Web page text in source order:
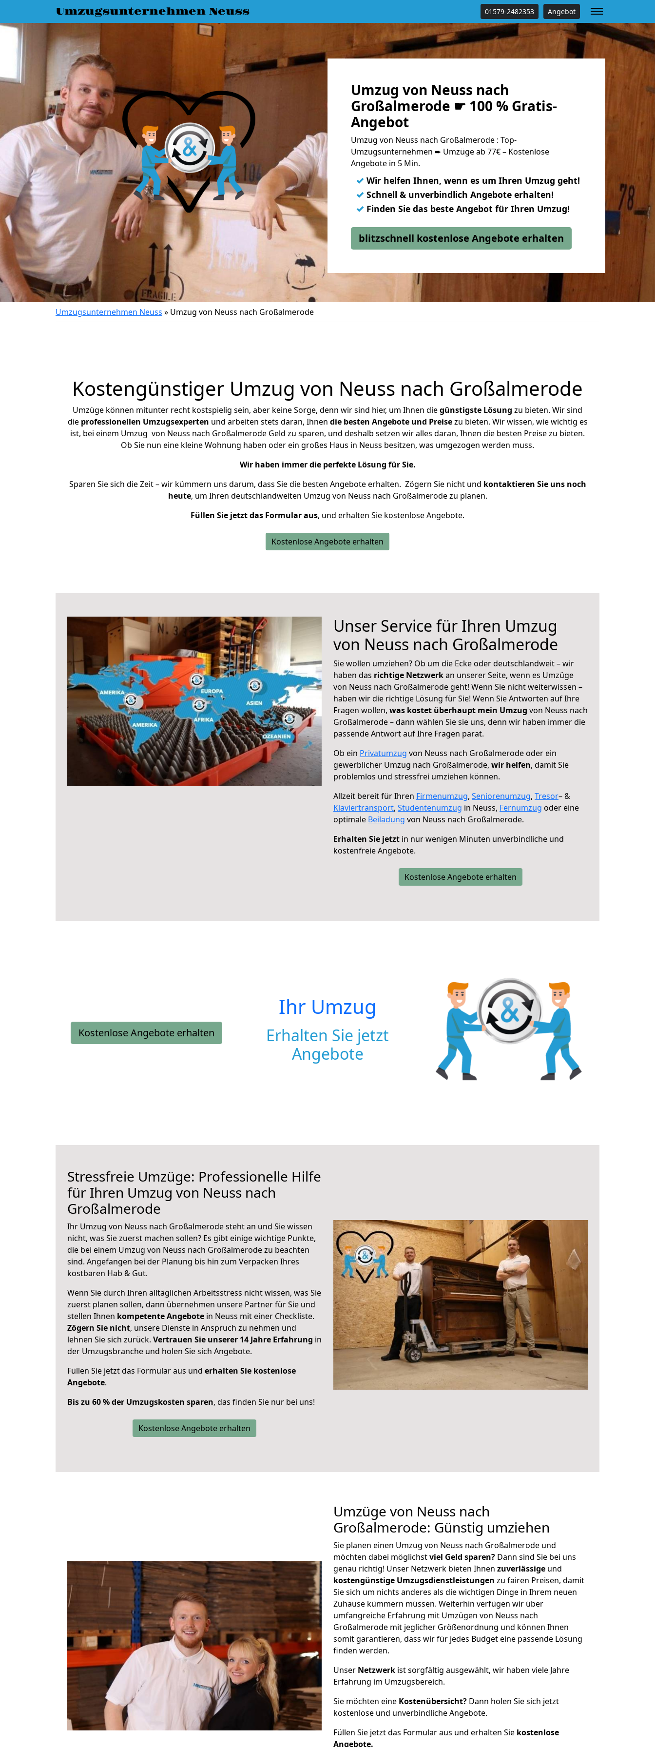
Umzugsunternehmen Neuss 01579-2482353 Angebot
Umzug von Neuss nach
Großalmerode ☛ 100 % Gratis-
Angebot
Umzug von Neuss nach Großalmerode : Top-
Umzugsunternehmen ➨ Umzüge ab 77€ – Kostenlose
Angebote in 5 Min.
✓ Wir helfen Ihnen, wenn es um Ihren Umzug geht!
✓ Schnell & unverbindlich Angebote erhalten!
✓ Finden Sie das beste Angebot für Ihren Umzug!
blitzschnell kostenlose Angebote erhalten
Umzugsunternehmen Neuss » Umzug von Neuss nach Großalmerode
Kostengünstiger Umzug von Neuss nach Großalmerode
Umzüge können mitunter recht kostspielig sein, aber keine Sorge, denn wir sind hier, um Ihnen diegünstigste Lösung zu bieten. Wir sind
die professionellen Umzugsexperten und arbeiten stets daran, Ihnen die besten Angebote und Preisezu bieten. Wir wissen, wie wichtig es
ist, bei einem Umzug von Neuss nach Großalmerode Geld zu sparen, und deshalb setzen wir alles daran, Ihnen die besten Preise zu bieten.
Ob Sie nun eine kleine Wohnung haben oder ein großes Haus in Neuss besitzen, was umgezogen werden muss.
Wir haben immer die perfekte Lösung für Sie.
Sparen Sie sich die Zeit – wir kümmern uns darum, dass Sie die besten Angebote erhalten. Zögern Sie nicht und kontaktieren Sie uns noch
heute, um Ihren deutschlandweiten Umzug von Neuss nach Großalmerode zu planen.
Füllen Sie jetzt das Formular aus, und erhalten Sie kostenlose Angebote.
Kostenlose Angebote erhalten
Unser Service für Ihren Umzug
von Neuss nach Großalmerode
Sie wollen umziehen? Ob um die Ecke oder deutschlandweit – wir
haben das richtige Netzwerkan unserer Seite, wenn es Umzüge
von Neuss nach Großalmerode geht! Wenn Sie nicht weiterwissen –
haben wir die richtige Lösung für Sie! Wenn Sie Antworten auf Ihre
Fragen wollen, was kostet überhaupt mein Umzug von Neuss nach
Großalmerode – dann wählen Sie sie uns, denn wir haben immer die
passende Antwort auf Ihre Fragen parat.
Ob ein Privatumzug von Neuss nach Großalmerode oder ein
gewerblicher Umzug nach Großalmerode, wir helfen, damit Sie
problemlos und stressfrei umziehen können.
Allzeit bereit für Ihren Firmenumzug, Seniorenumzug, Tresor– &
Klaviertransport, Studentenumzug in Neuss, Fernumzug oder eine
optimale Beiladung von Neuss nach Großalmerode.
Erhalten Sie jetzt in nur wenigen Minuten unverbindliche und
kostenfreie Angebote.
Kostenlose Angebote erhalten
Kostenlose Angebote erhalten
Ihr Umzug
Erhalten Sie jetzt
Angebote
Stressfreie Umzüge: Professionelle Hilfe
für Ihren Umzug von Neuss nach
Großalmerode
Ihr Umzug von Neuss nach Großalmerode steht an und Sie wissen
nicht, was Sie zuerst machen sollen? Es gibt einige wichtige Punkte,
die bei einem Umzug von Neuss nach Großalmerode zu beachten
sind. Angefangen bei der Planung bis hin zum Verpacken Ihres
kostbaren Hab & Gut.
Wenn Sie durch Ihren alltäglichen Arbeitsstress nicht wissen, was Sie
zuerst planen sollen, dann übernehmen unsere Partner für Sie und
stellen Ihnen kompetente Angebote in Neuss mit einer Checkliste.
Zögern Sie nicht, unsere Dienste in Anspruch zu nehmen und
lehnen Sie sich zurück. Vertrauen Sie unserer 14 Jahre Erfahrung in
der Umzugsbranche und holen Sie sich Angebote.
Füllen Sie jetzt das Formular aus und erhalten Sie kostenlose
Angebote.
Bis zu 60 % der Umzugskosten sparen, das finden Sie nur bei uns!
Kostenlose Angebote erhalten
Umzüge von Neuss nach
Großalmerode: Günstig umziehen
Sie planen einen Umzug von Neuss nach Großalmerode und
möchten dabei möglichstviel Geld sparen? Dann sind Sie bei uns
genau richtig! Unser Netzwerk bieten Ihnen zuverlässige und
kostengünstige Umzugsdienstleistungen zu fairen Preisen, damit
Sie sich um nichts anderes als die wichtigen Dinge in Ihrem neuen
Zuhause kümmern müssen. Weiterhin verfügen wir über
umfangreiche Erfahrung mit Umzügen von Neuss nach
Großalmerode mit jeglicher Größenordnung und können Ihnen
somit garantieren, dass wir für jedes Budget eine passende Lösung
finden werden.
Unser Netzwerk ist sorgfältig ausgewählt, wir haben viele Jahre
Erfahrung im Umzugsbereich.
Sie möchten eine Kostenübersicht? Dann holen Sie sich jetzt
kostenlose und unverbindliche Angebote.
Füllen Sie jetzt das Formular aus und erhalten Sie kostenlose
Angebote.